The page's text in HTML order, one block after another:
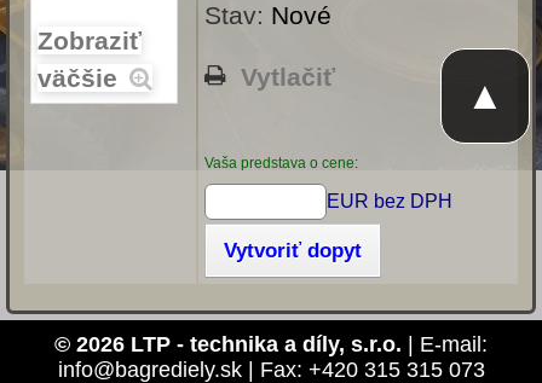
Zobraziť
väčšie
Stav: Nové
Vytlačiť
Vaša predstava o cene:
EUR bez DPH
Vytvoriť dopyt
© 2026 LTP - technika a díly, s.r.o. | E-mail:
info@bagrediely.sk | Fax: +420 315 315 073
▲